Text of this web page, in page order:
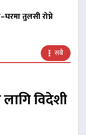
तुलसी रोप्ने
सबै
विदेशी